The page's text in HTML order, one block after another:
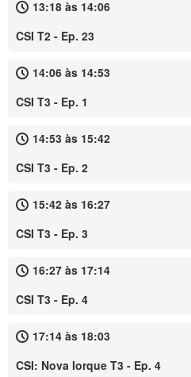
13:18 às 14:06
CSI T2 - Ep. 23
14:06 às 14:53
CSI T3 - Ep. 1
14:53 às 15:42
CSI T3 - Ep. 2
15:42 às 16:27
CSI T3 - Ep. 3
16:27 às 17:14
CSI T3 - Ep. 4
17:14 às 18:03
CSI: Nova Iorque T3 - Ep. 4